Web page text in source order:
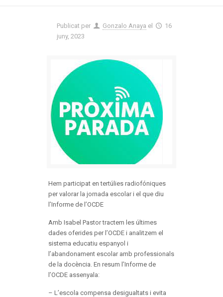
Publicat per Gonzalo Anaya el
16
juny, 2023
Hem participat en tertúlies radiofóniques
per valorar la jornada escolar i el que diu
l’Informe de l’OCDE
Amb Isabel Pastor tractem les últimes
dades oferides per l’OCDE i analitzem el
sistema educatiu espanyol i
l’abandonament escolar amb professionals
de la docència. En resum l’Informe de
l’OCDE assenyala:
– L’escola compensa desigualtats i evita